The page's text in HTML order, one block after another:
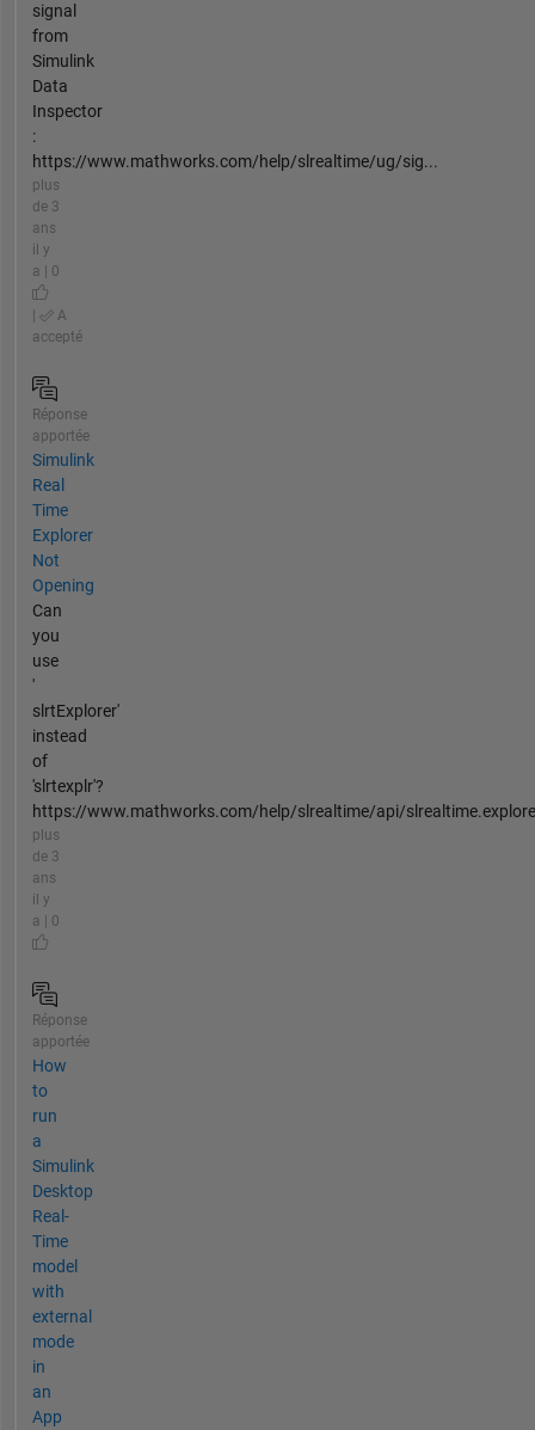
signal
from
Simulink
Data
Inspector
:
https://www.mathworks.com/help/slrealtime/ug/sig...
plus
de 3
ans
il y
a | 0
A
accepté
Réponse
apportée
Simulink
Real
Time
Explorer
Not
Opening
Can
you
use
'
slrtExplorer'
instead
of
'slrtexplr'?
https://www.mathworks.com/help/slrealtime/api/
plus
de 3
ans
il y
a | 0
Réponse
apportée
How
to
run
a
Simulink
Desktop
Real-
Time
model
with
external
mode
in
an
App